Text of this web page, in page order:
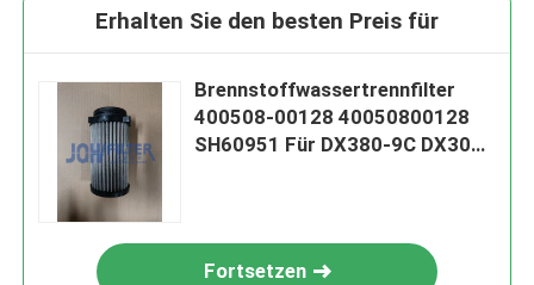
Erhalten Sie den besten Preis für
Brennstoffwassertrennfilter
400508-00128 40050800128
SH60951 Für DX380-9C DX300-
Fortsetzen